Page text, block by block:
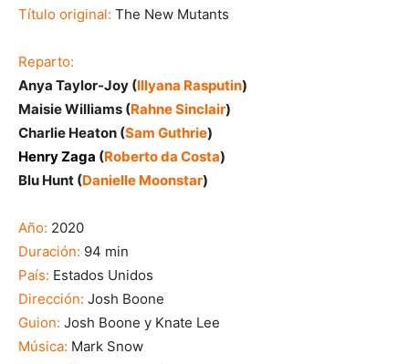
Título original: The New Mutants
Reparto:
Anya Taylor-Joy (Illyana Rasputin)
Maisie Williams (Rahne Sinclair)
Charlie Heaton (Sam Guthrie)
Henry Zaga (Roberto da Costa)
Blu Hunt (Danielle Moonstar)
Año: 2020
Duración: 94 min
País: Estados Unidos
Dirección: Josh Boone
Guion: Josh Boone y Knate Lee
Música: Mark Snow